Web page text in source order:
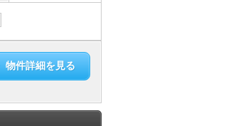
物件詳細を見る